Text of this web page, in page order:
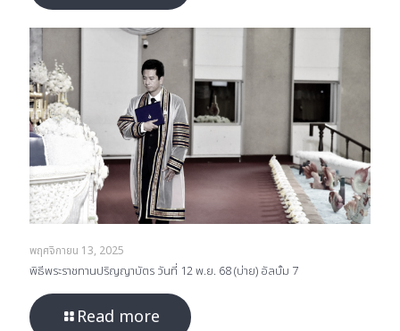
พฤศจิกายน 13, 2025
พิธีพระราชทานปริญญาบัตร วันที่ 12 พ.ย. 68 (บ่าย) อัลบั้ม 7
Read more